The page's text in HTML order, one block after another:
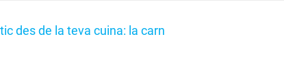
des de la teva cuina: la carn